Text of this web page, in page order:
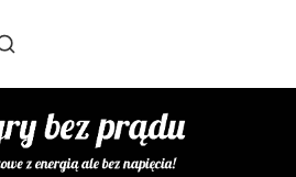
w koszyku: 0. Zobacz szczegóły
Otwórz wyszukiwarkę